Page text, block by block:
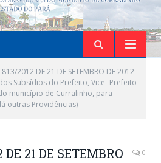
813/2012 DE 21 DE SETEMBRO DE 2012
Subsídios do Prefeito, Vice- Prefeito
município de Curralinho, para
outras Providências)
21 DE SETEMBRO
0